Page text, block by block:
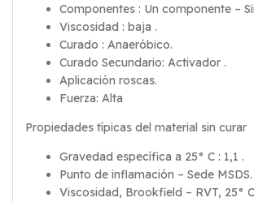
Componentes : Un componente –
Viscosidad : baja .
Curado : Anaeróbico.
Curado Secundario: Activador .
Aplicación roscas.
Fuerza: Alta
Propiedades típicas del material sin curar
Gravedad específica a 25° C : 1,1 .
Punto de inflamación – Sede MSDS.
Viscosidad, Brookfield – RVT, 25°